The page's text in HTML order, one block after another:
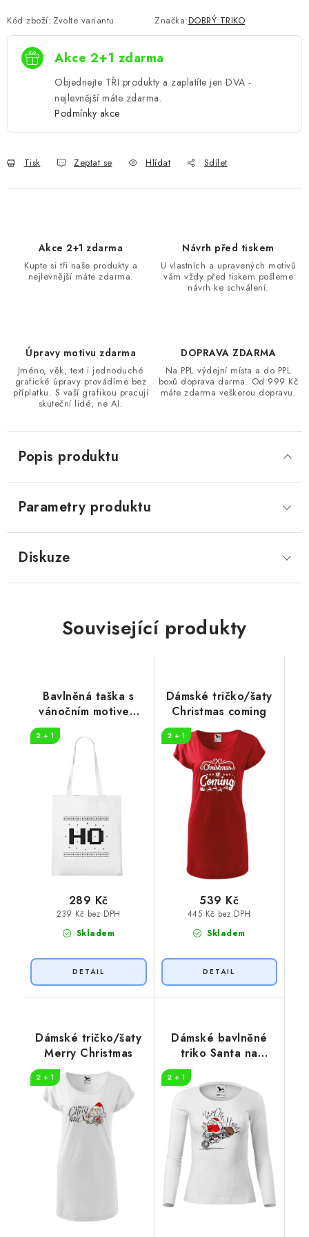
Kód zboží: Zvolte variantu Značka:DOBRÝ TRIKO
Akce 2+1 zdarma
Objednejte TŘI produkty a zaplatíte jen DVA -
nejlevnější máte zdarma.
Podmínky akce
Tisk Zeptat se Hlídat Sdílet
Akce 2+1 zdarma
Kupte si tři naše produkty a
nejlevnější máte zdarma.
Návrh před tiskem
U vlastních a upravených motivů
vám vždy před tiskem pošleme
návrh ke schválení.
Úpravy motivu zdarma
Jméno, věk, text i jednoduché
grafické úpravy provádíme bez
příplatku. S vaší grafikou pracují
skuteční lidé, ne AI.
DOPRAVA ZDARMA
Na PPL výdejní místa a do PPL
boxů doprava darma. Od 999 Kč
máte zdarma veškerou dopravu.
Popis produktu
Parametry produktu
Diskuze
Související produkty
Bavlněná taška s
vánočním motivem
2 + 1
Skladem
239 Kč bez DPH
289 Kč
Dámské tričko/šaty
Christmas coming
2 + 1
Skladem
445 Kč bez DPH
539 Kč
Dámské tričko/šaty
Merry Christmas
2 + 1
Dámské bavlněné
triko Santa na
2 + 1